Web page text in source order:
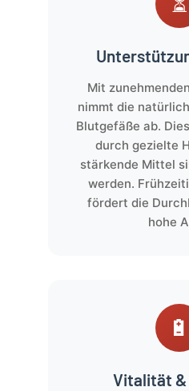
Mit
nimmt die
Blutgefäße ab.
durch gezielte
stärkende Mittel
werden.
fördert die
hohe
🔋
Vitalität &